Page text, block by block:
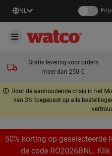
NL
Gratis levering voor orders
meer dan 250 €
Door de aanhoudende crisis in het
van 3% toegepast op alle
50% korting op geselecteerde
de code RO2026BNL.